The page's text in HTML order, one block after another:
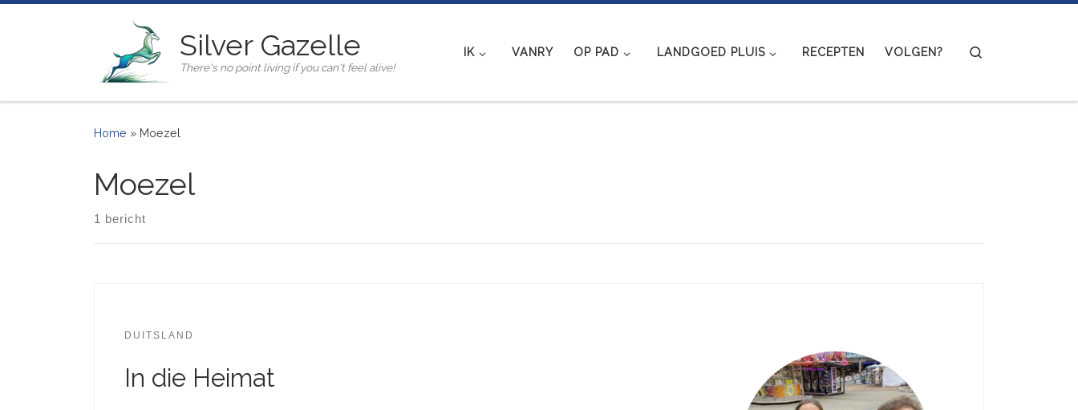
Silver Gazelle
There's no point living if you can't feel alive!
IK VANRY OP PAD LANDGOED PLUIS RECEPTEN VOLGEN?
Home » Moezel
Moezel
1 bericht
DUITSLAND
In die Heimat